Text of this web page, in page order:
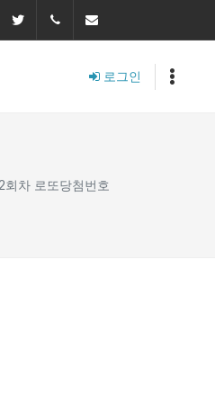
FacebookTwitter 010-
로그인
회차 로또당첨번호